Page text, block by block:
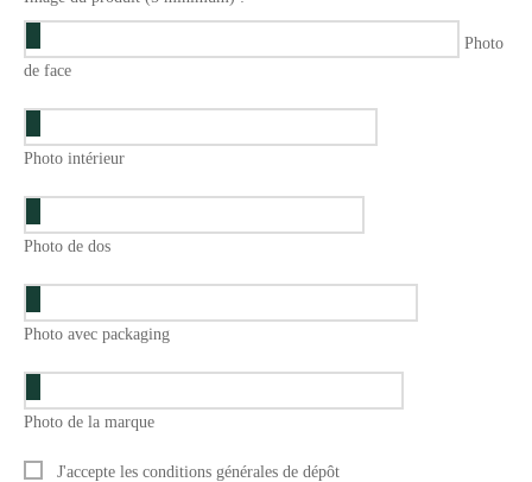
Photo
de face
Photo intérieur
Photo de dos
Photo avec packaging
Photo de la marque
J'accepte les conditions générales de dépôt